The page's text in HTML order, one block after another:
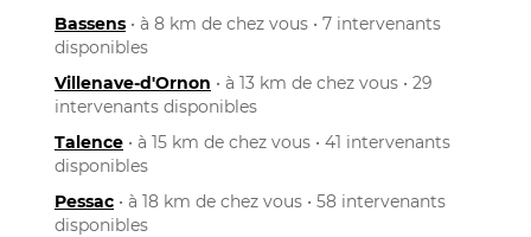
Bassens • à 8 km de chez vous • 7 intervenants
disponibles
Villenave-d'Ornon • à 13 km de chez vous • 29
intervenants disponibles
Talence • à 15 km de chez vous • 41 intervenants
disponibles
Pessac • à 18 km de chez vous • 58 intervenants
disponibles